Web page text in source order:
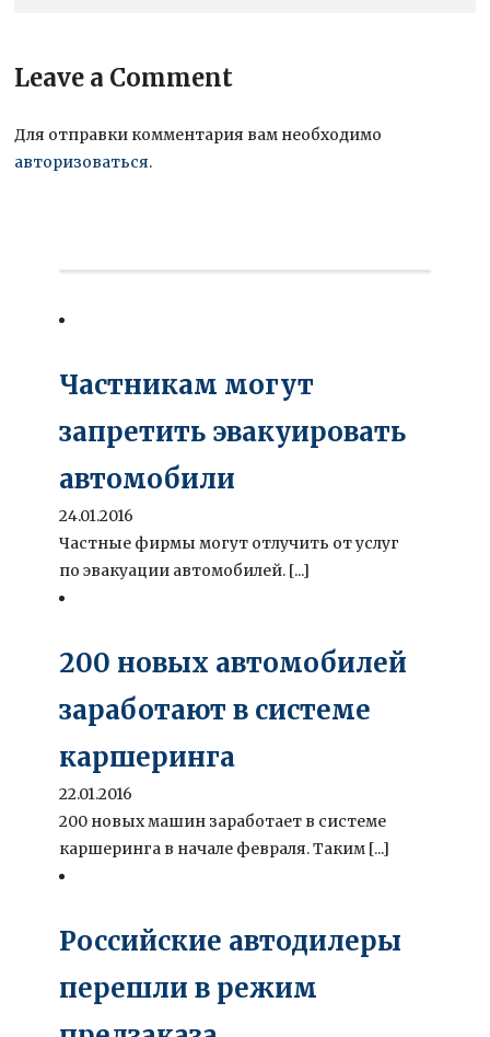
Leave a Comment
Для отправки комментария вам необходимо
авторизоваться.
Частникам могут
запретить эвакуировать
автомобили
24.01.2016
Частные фирмы могут отлучить от услуг
по эвакуации автомобилей. [...]
200 новых автомобилей
заработают в системе
каршеринга
22.01.2016
200 новых машин заработает в системе
каршеринга в начале февраля. Таким [...]
Российские автодилеры
перешли в режим